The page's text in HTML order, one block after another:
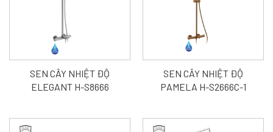
SEN CÂY NHIỆT ĐỘ
ELEGANT H-S8666
SEN CÂY NHIỆT ĐỘ
PAMELA H-S2666C-1